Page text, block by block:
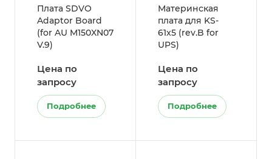
Плата SDVO
Adaptor Board
(for AU M150XN07
V.9)
Цена по
запросу
Подробнее
Материнская
плата для KS-
61x5 (rev.B for
UPS)
Цена по
запросу
Подробнее